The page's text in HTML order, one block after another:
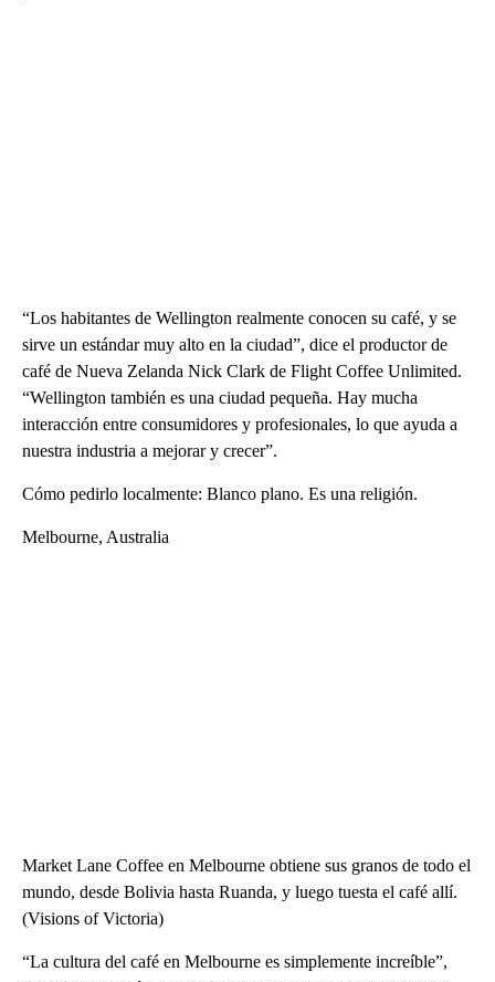
“Los habitantes de Wellington realmente conocen su café, y se
sirve un estándar muy alto en la ciudad”, dice el productor de
café de Nueva Zelanda Nick Clark de Flight Coffee Unlimited.
“Wellington también es una ciudad pequeña. Hay mucha
interacción entre consumidores y profesionales, lo que ayuda a
nuestra industria a mejorar y crecer”.
Cómo pedirlo localmente: Blanco plano. Es una religión.
Melbourne, Australia
Market Lane Coffee en Melbourne obtiene sus granos de todo el
mundo, desde Bolivia hasta Ruanda, y luego tuesta el café allí.
(Visions of Victoria)
“La cultura del café en Melbourne es simplemente increíble”,